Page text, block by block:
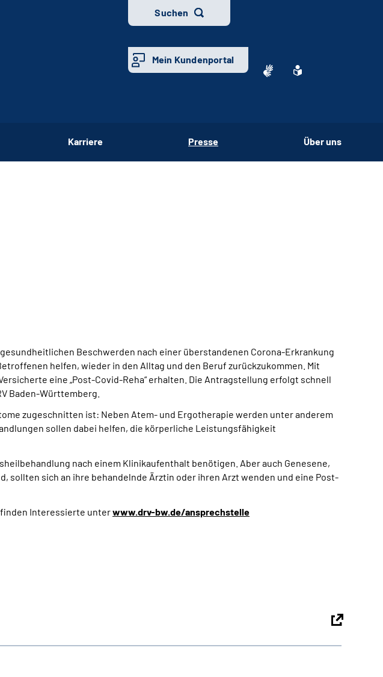
Suchen
Mein Kundenportal
Karriere Presse Über uns
Beschwerden nach einer überstandenen Corona-Erkrankung
helfen, wieder in den Alltag und den Beruf zurückzukommen. Mit
eine „Post-Covid-Reha“ erhalten. Die Antragstellung erfolgt schnell
Baden-Württemberg.
zugeschnitten ist: Neben Atem- und Ergotherapie werden unter anderem
sollen dabei helfen, die körperliche Leistungsfähigkeit
nach einem Klinikaufenthalt benötigen. Aber auch Genesene,
sollten sich an ihre behandelnde Ärztin oder ihren Arzt wenden und eine Post-
finden Interessierte unterwww.drv-bw.de/ansprechstelle